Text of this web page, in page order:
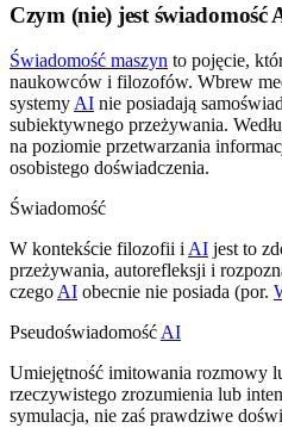
Czym (nie) jest
Świadomość maszyn to pojęcie,
naukowców i filozofów. Wbrew
systemy AI nie posiadają
subiektywnego przeżywania.
na poziomie przetwarzania
osobistego doświadczenia.
Świadomość
W kontekście filozofii i AI jest to
przeżywania, autorefleksji i
czego AI obecnie nie posiada (por.
Pseudoświadomość AI
Umiejętność imitowania rozmowy
rzeczywistego zrozumienia lub
symulacja, nie zaś prawdziwe